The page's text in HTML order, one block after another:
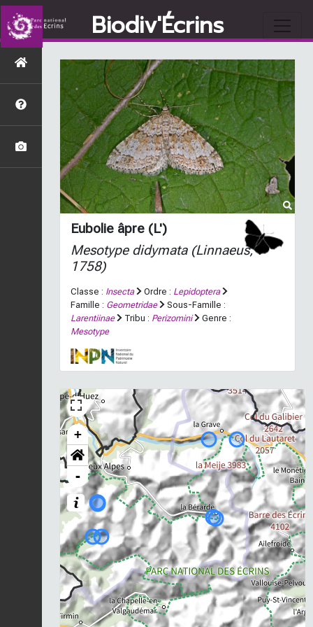
Biodiv'Écrins
Eubolie âpre (L')
Mesotype didymata(Linnaeus,
1758)
Classe : Insecta Ordre : Lepidoptera
Famille : Geometridae
Sous-Famille :
Larentiinae
Tribu : Perizomini
Genre :
Mesotype
+
-